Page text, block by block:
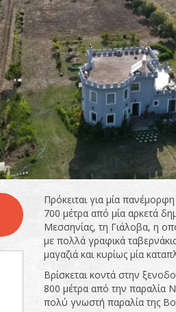
Πρόκειται για μία
700 μέτρα από μία αρκετά
Μεσσηνίας, τη Γιάλοβα, η
με πολλά γραφικά
μαγαζιά και κυρίως μία
Βρίσκεται κοντά στην
800 μέτρα από την παραλία
πολύ γνωστή παραλία της